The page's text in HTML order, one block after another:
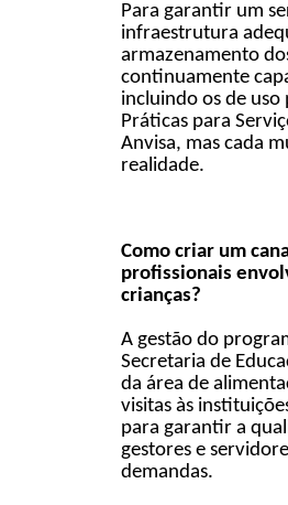
Para garantir um
infraestrutura
armazenamento
continuamente
incluindo os de uso
Práticas para
Anvisa, mas cada
realidade.
Como criar um
profissionais
crianças?
A gestão do
Secretaria de
da área de
visitas às
para garantir a
gestores e
demandas.